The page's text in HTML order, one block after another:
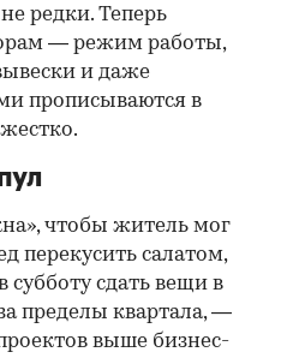
редки. Теперь
— режим работы,
и даже
прописываются в
чтобы житель мог
перекусить салатом,
субботу сдать вещи в
пределы квартала, —
выше бизнес-